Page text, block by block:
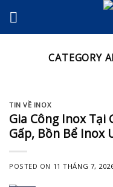
content
CATEGORY
TIN VỀ INOX
Gia Công Inox Tại
Gấp, Bồn Bể Inox
POSTED ON 11 THÁNG 7,